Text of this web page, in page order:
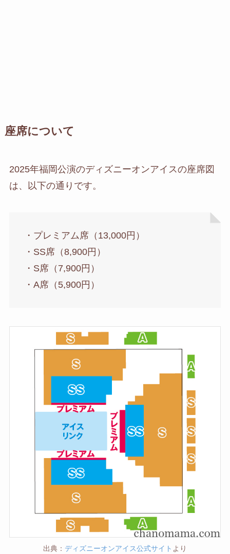
座席について
2025年福岡公演のディズニーオンアイスの座席図
は、以下の通りです。
・プレミアム席（13,000円）
・SS席（8,900円）
・S席（7,900円）
・A席（5,900円）
出典： ディズニーオンアイス公式サイト より